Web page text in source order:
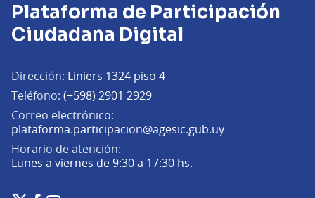
Plataforma de Participación
Ciudadana Digital
Dirección: Liniers 1324 piso 4
Teléfono: (+598) 2901 2929
Correo electrónico:
plataforma.participacion@agesic.gub.uy(Abrir en una
Horario de atención:
Lunes a viernes de 9:30 a 17:30 hs.